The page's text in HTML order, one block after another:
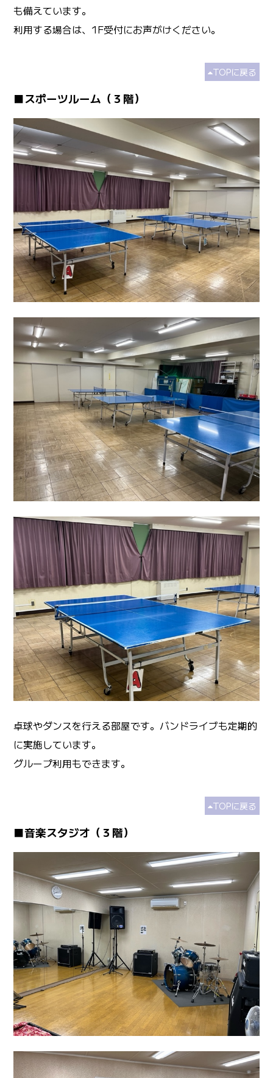
も備えています。
利用する場合は、1F受付にお声がけください。
TOPに戻る
■スポーツルーム（３階）
卓球やダンスを行える部屋です。バンドライブも定期的
に実施しています。
グループ利用もできます。
TOPに戻る
■音楽スタジオ（３階）